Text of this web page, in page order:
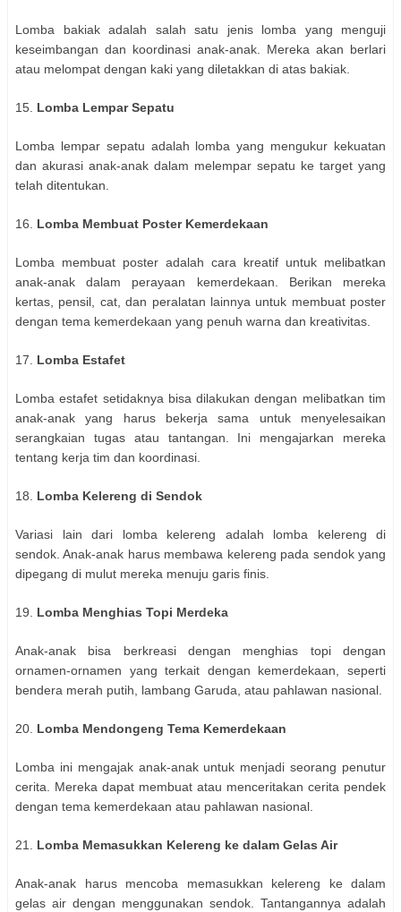
Lomba bakiak adalah salah satu jenis lomba yang menguji
keseimbangan dan koordinasi anak-anak. Mereka akan berlari
atau melompat dengan kaki yang diletakkan di atas bakiak.
15. Lomba Lempar Sepatu
Lomba lempar sepatu adalah lomba yang mengukur kekuatan
dan akurasi anak-anak dalam melempar sepatu ke target yang
telah ditentukan.
16. Lomba Membuat Poster Kemerdekaan
Lomba membuat poster adalah cara kreatif untuk melibatkan
anak-anak dalam perayaan kemerdekaan. Berikan mereka
kertas, pensil, cat, dan peralatan lainnya untuk membuat poster
dengan tema kemerdekaan yang penuh warna dan kreativitas.
17. Lomba Estafet
Lomba estafet setidaknya bisa dilakukan dengan melibatkan tim
anak-anak yang harus bekerja sama untuk menyelesaikan
serangkaian tugas atau tantangan. Ini mengajarkan mereka
tentang kerja tim dan koordinasi.
18. Lomba Kelereng di Sendok
Variasi lain dari lomba kelereng adalah lomba kelereng di
sendok. Anak-anak harus membawa kelereng pada sendok yang
dipegang di mulut mereka menuju garis finis.
19. Lomba Menghias Topi Merdeka
Anak-anak bisa berkreasi dengan menghias topi dengan
ornamen-ornamen yang terkait dengan kemerdekaan, seperti
bendera merah putih, lambang Garuda, atau pahlawan nasional.
20. Lomba Mendongeng Tema Kemerdekaan
Lomba ini mengajak anak-anak untuk menjadi seorang penutur
cerita. Mereka dapat membuat atau menceritakan cerita pendek
dengan tema kemerdekaan atau pahlawan nasional.
21. Lomba Memasukkan Kelereng ke dalam Gelas Air
Anak-anak harus mencoba memasukkan kelereng ke dalam
gelas air dengan menggunakan sendok. Tantangannya adalah